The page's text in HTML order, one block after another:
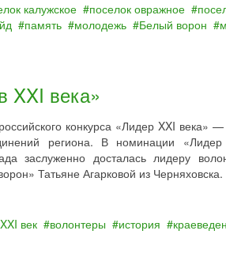
калужское поселок овражное
память молодежь Белый ворон
XXI века»
конкурса «Лидер XXI века»
региона. В номинации «Лидер
заслуженно досталась лидеру
Татьяне Агарковой из Черняховска.
XXI век волонтеры история